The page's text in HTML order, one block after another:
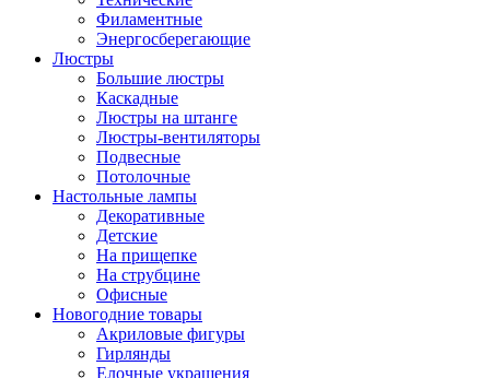
Филаментные
Энергосберегающие
Люстры
Большие люстры
Каскадные
Люстры на штанге
Люстры-вентиляторы
Подвесные
Потолочные
Настольные лампы
Декоративные
Детские
На прищепке
На струбцине
Офисные
Новогодние товары
Акриловые фигуры
Гирлянды
Елочные украшения